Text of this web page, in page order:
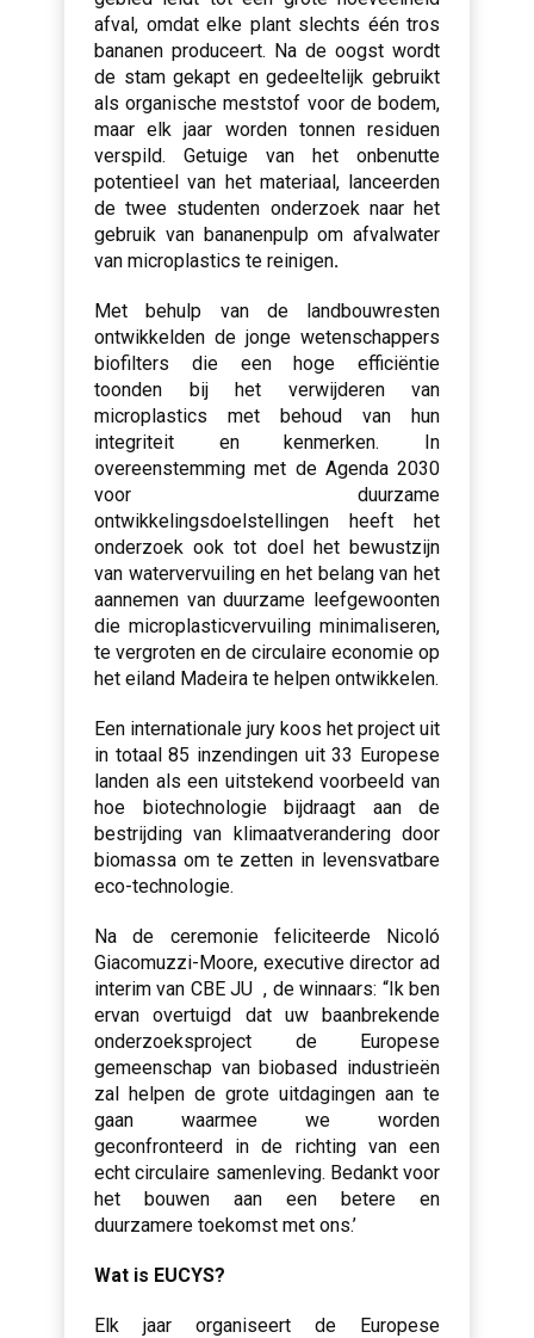
afval, omdat elke plant slechts één tros
bananen produceert. Na de oogst wordt
de stam gekapt en gedeeltelijk gebruikt
als organische meststof voor de bodem,
maar elk jaar worden tonnen residuen
verspild. Getuige van het onbenutte
potentieel van het materiaal, lanceerden
de twee studenten onderzoek naar het
gebruik van bananenpulp om afvalwater
van microplastics te reinigen.
Met behulp van de landbouwresten
ontwikkelden de jonge wetenschappers
biofilters die een hoge efficiëntie
toonden bij het verwijderen van
microplastics met behoud van hun
integriteit en kenmerken. In
overeenstemming met de Agenda 2030
voor duurzame
ontwikkelingsdoelstellingen heeft het
onderzoek ook tot doel het bewustzijn
van watervervuiling en het belang van het
aannemen van duurzame leefgewoonten
die microplasticvervuiling minimaliseren,
te vergroten en de circulaire economie op
het eiland Madeira te helpen ontwikkelen.
Een internationale jury koos het project uit
in totaal 85 inzendingen uit 33 Europese
landen als een uitstekend voorbeeld van
hoe biotechnologie bijdraagt aan de
bestrijding van klimaatverandering door
biomassa om te zetten in levensvatbare
eco-technologie.
Na de ceremonie feliciteerde Nicoló
Giacomuzzi-Moore, executive director ad
interim van CBE JU , de winnaars: “Ik ben
ervan overtuigd dat uw baanbrekende
onderzoeksproject de Europese
gemeenschap van biobased industrieën
zal helpen de grote uitdagingen aan te
gaan waarmee we worden
geconfronteerd in de richting van een
echt circulaire samenleving. Bedankt voor
het bouwen aan een betere en
duurzamere toekomst met ons.’
Wat is EUCYS?
Elk jaar organiseert de Europese